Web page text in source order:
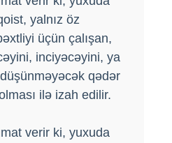
yalnız öz
üçün çalışan,
inciyəcəyini, ya
qədər
ilə izah edilir.
verir ki, yuxuda